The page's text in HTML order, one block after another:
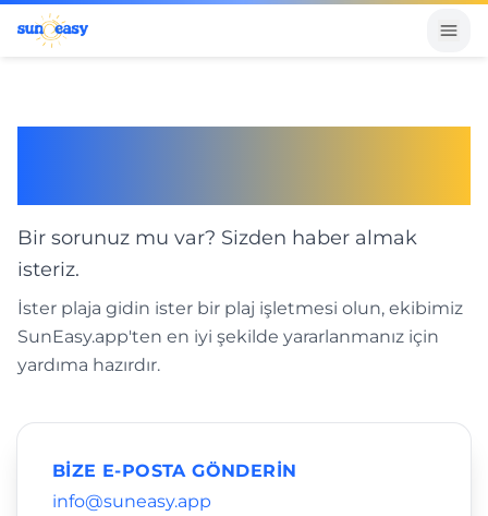
Bir sorunuz mu var? Sizden haber almak
isteriz.
İster plaja gidin ister bir plaj işletmesi olun, ekibimiz
SunEasy.app'ten en iyi şekilde yararlanmanız için
yardıma hazırdır.
BIZE E-POSTA GÖNDERIN
info@suneasy.app